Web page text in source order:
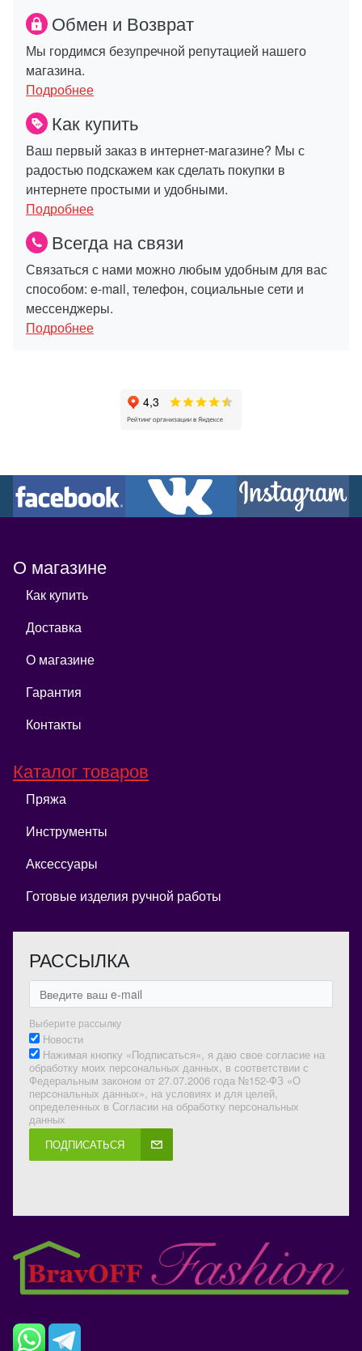
Обмен и Возврат
Мы гордимся безупречной репутацией нашего
магазина.
Подробнее
Как купить
Ваш первый заказ в интернет-магазине? Мы с
радостью подскажем как сделать покупки в
интернете простыми и удобными.
Подробнее
Всегда на связи
Связаться с нами можно любым удобным для вас
способом: e-mail, телефон, социальные сети и
мессенджеры.
Подробнее
О магазине
Как купить
Доставка
О магазине
Гарантия
Контакты
Каталог товаров
Пряжа
Инструменты
Аксессуары
Готовые изделия ручной работы
РАССЫЛКА
Выберите рассылку
Новости
Нажимая кнопку «Подписаться», я даю свое согласие на
обработку моих персональных данных, в соответствии с
Федеральным законом от 27.07.2006 года №152-ФЗ «О
персональных данных», на условиях и для целей,
определенных в Согласии на обработку персональных
данных
ПОДПИСАТЬСЯ